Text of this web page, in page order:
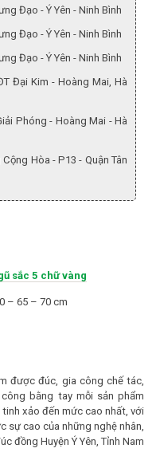
Đạo - Ý Yên - Ninh Bình
Đạo - Ý Yên - Ninh Bình
Đạo - Ý Yên - Ninh Bình
Đại Kim - Hoàng Mai, Hà
Phóng - Hoàng Mai - Hà
Hòa - P13 - Quận Tân
sắc 5 chữ vàng
– 65 – 70 cm
được đúc, gia công chế tác,
bằng tay mỗi sản phẩm
xảo đến mức cao nhất, với
cao của những nghệ nhân,
đồng Huyện Ý Yên, Tỉnh Nam